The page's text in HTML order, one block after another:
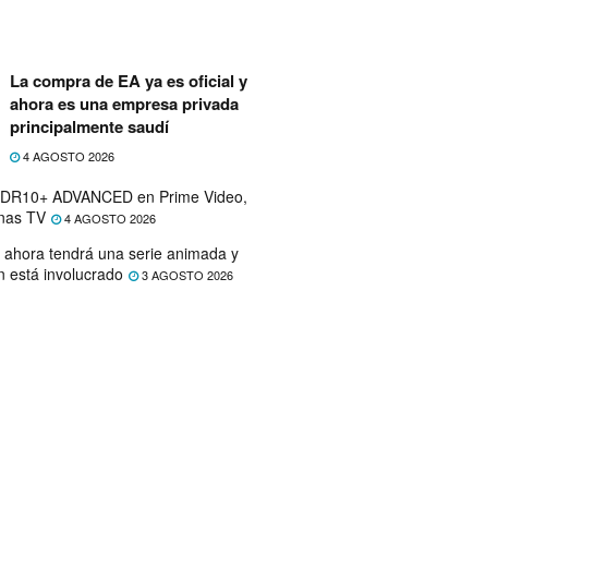
La compra de EA ya es oficial y
ahora es una empresa privada
principalmente saudí
4 AGOSTO 2026
ADVANCED en Prime Video,
TV
4 AGOSTO 2026
tendrá una serie animada y
está involucrado
3 AGOSTO 2026